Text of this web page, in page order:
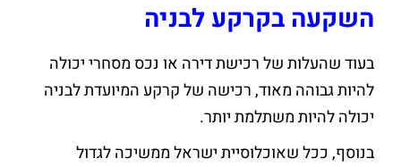
השקעה בקרקע לבניה
בעוד שהעלות של רכישת דירה או נכס מסחרי יכולה
להיות גבוהה מאוד, רכישה של קרקע המיועדת לבניה
יכולה להיות משתלמת יותר.
בנוסף, ככל שאוכלוסיית ישראל ממשיכה לגדול